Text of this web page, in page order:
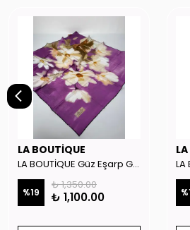
LA BOUTİQUE
LA BOUTİQUE Güz Eşarp GYSE262908
%19
₺ 1,350.00
₺ 1,100.00 %